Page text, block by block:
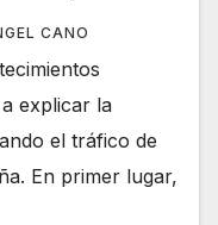
CANO
explicar la
el tráfico de
En primer lugar,